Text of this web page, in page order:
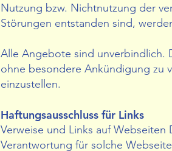
Nutzung bzw. Nichtnutzung der
Störungen entstanden sind,
Alle Angebote sind unverbindlich.
ohne besondere Ankündigung zu
einzustellen.
Haftungsausschluss für Links
Verweise und Links auf
Verantwortung für solche